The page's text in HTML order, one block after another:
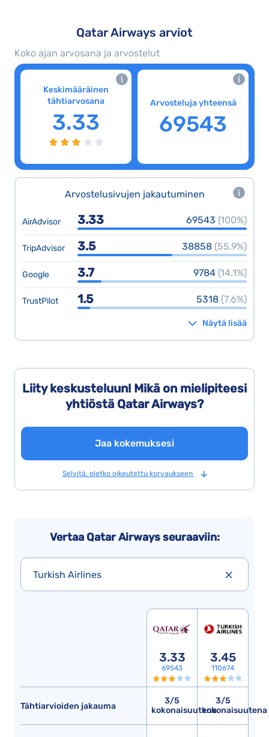
Qatar Airways arviot
Koko ajan arvosana ja arvostelut
Keskimääräinen
tähtiarvosana
3.33
Arvosteluja yhteensä
69543
Arvostelusivujen jakautuminen
AirAdvisor 3.33 69543 (100%)
TripAdvisor 3.5 38858 (55.9%)
Google 3.7 9784 (14.1%)
TrustPilot 1.5 5318 (7.6%)
Näytä lisää
Liity keskusteluun! Mikä on mielipiteesi
yhtiöstä Qatar Airways?
Jaa kokemuksesi
Selvitä, oletko oikeutettu korvaukseen
Vertaa Qatar Airways seuraaviin:
Turkish Airlines
Tähtiarvioiden jakauma
3.33
69543
3/5
kokonaisuutena
3.45
110674
3/5
kokonaisuutena